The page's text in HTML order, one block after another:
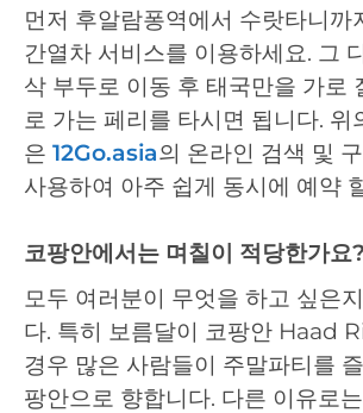
먼저 후알람퐁역에서 수랏타니까
간열차 서비스를 이용하세요. 그
삭 부두로 이동 후 태국만을 가로
로 가는 페리를 타시면 됩니다. 위
은 12Go.asia의 온라인 검색 및
사용하여 아주 쉽게 동시에 예약
코팡안에서는 며칠이 적당한가요?
모두 여러분이 무엇을 하고 싶은
다. 특히 보름달이 코팡안 Haad
경우 많은 사람들이 주말파티를
팡안으로 향합니다. 다른 이유로